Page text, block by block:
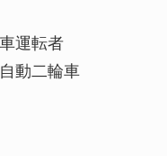
運転者
動二輪車